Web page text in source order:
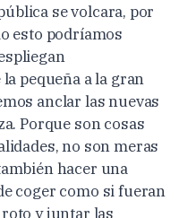
se volcara, por
esto podríamos
pequeña a la gran
anclar las nuevas
Porque son cosas
no son meras
hacer una
coger como si fueran
y juntar las